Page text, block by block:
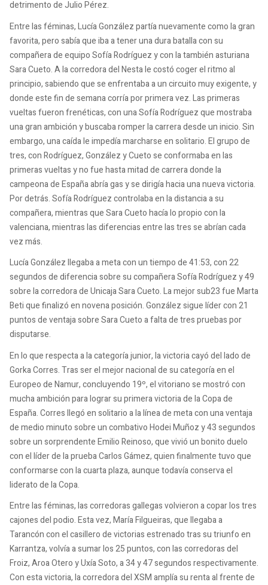
detrimento de Julio Pérez.
Entre las féminas, Lucía González partía nuevamente como la gran
favorita, pero sabía que iba a tener una dura batalla con su
compañera de equipo Sofía Rodríguez y con la también asturiana
Sara Cueto. A la corredora del Nesta le costó coger el ritmo al
principio, sabiendo que se enfrentaba a un circuito muy exigente, y
donde este fin de semana corría por primera vez. Las primeras
vueltas fueron frenéticas, con una Sofía Rodríguez que mostraba
una gran ambición y buscaba romper la carrera desde un inicio. Sin
embargo, una caída le impedía marcharse en solitario. El grupo de
tres, con Rodríguez, González y Cueto se conformaba en las
primeras vueltas y no fue hasta mitad de carrera donde la
campeona de España abría gas y se dirigía hacia una nueva victoria.
Por detrás. Sofía Rodríguez controlaba en la distancia a su
compañera, mientras que Sara Cueto hacía lo propio con la
valenciana, mientras las diferencias entre las tres se abrían cada
vez más.
Lucía González llegaba a meta con un tiempo de 41:53, con 22
segundos de diferencia sobre su compañera Sofía Rodríguez y 49
sobre la corredora de Unicaja Sara Cueto. La mejor sub23 fue Marta
Beti que finalizó en novena posición. González sigue líder con 21
puntos de ventaja sobre Sara Cueto a falta de tres pruebas por
disputarse.
En lo que respecta a la categoría junior, la victoria cayó del lado de
Gorka Corres. Tras ser el mejor nacional de su categoría en el
Europeo de Namur, concluyendo 19º, el vitoriano se mostró con
mucha ambición para lograr su primera victoria de la Copa de
España. Corres llegó en solitario a la línea de meta con una ventaja
de medio minuto sobre un combativo Hodei Muñoz y 43 segundos
sobre un sorprendente Emilio Reinoso, que vivió un bonito duelo
con el líder de la prueba Carlos Gámez, quien finalmente tuvo que
conformarse con la cuarta plaza, aunque todavía conserva el
liderato de la Copa.
Entre las féminas, las corredoras gallegas volvieron a copar los tres
cajones del podio. Esta vez, María Filgueiras, que llegaba a
Tarancón con el casillero de victorias estrenado tras su triunfo en
Karrantza, volvía a sumar los 25 puntos, con las corredoras del
Froiz, Aroa Otero y Uxía Soto, a 34 y 47 segundos respectivamente.
Con esta victoria, la corredora del XSM amplía su renta al frente de